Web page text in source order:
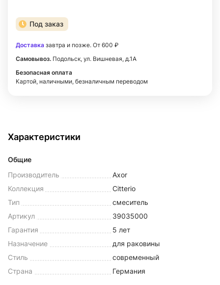
Под заказ
Доставка завтра и позже. От 600 ₽
Самовывоз. Подольск, ул. Вишневая, д.1А
Безопасная оплата
Картой, наличными, безналичным переводом
Характеристики
Общие
Производитель
Axor
Коллекция
Citterio
Тип
смеситель
Артикул
39035000
Гарантия
5 лет
Назначение
для раковины
Стиль
современный
Страна
Германия